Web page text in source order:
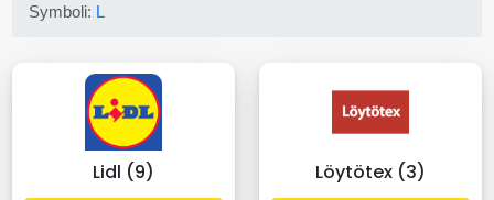
Symboli: L
Lidl (9) Löytötex (3)